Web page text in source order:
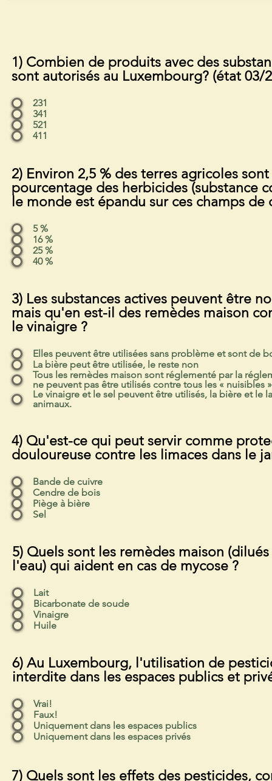
1) Combien de produits avec des
sont autorisés au Luxembourg? (état 03/
231
341
521
411
2) Environ 2,5 % des terres agricoles
pourcentage des herbicides (substance
le monde est épandu sur ces champs de
5 %
16 %
25 %
40 %
3) Les substances actives peuvent être
mais qu'en est-il des remèdes maison
le vinaigre ?
Elles peuvent être utilisées sans problème et sont de
La bière peut être utilisée, le reste non
Tous les remèdes maison sont réglementé par la
ne peuvent pas être utilisés contre tous les « nuisibles
Le vinaigre et le sel peuvent être utilisés, la bière et le
animaux.
4) Qu'est-ce qui peut servir comme
douloureuse contre les limaces dans le
Bande de cuivre
Cendre de bois
Piège à bière
Sel
5) Quels sont les remèdes maison
l'eau) qui aident en cas de mycose ?
Lait
Bicarbonate de soude
Vinaigre
Huile
6) Au Luxembourg, l'utilisation de
interdite dans les espaces publics et
Vrai!
Faux!
Uniquement dans les espaces publics
Uniquement dans les espaces privés
7) Quels sont les effets des pesticides,